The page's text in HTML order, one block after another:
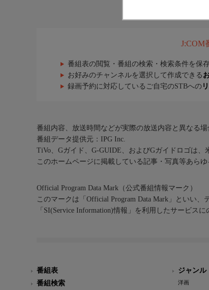
J:COM
番組表の閲覧・番組の検索・検索条件を保
お好みのチャンネルを選択して作成できる
録画予約に対応しているご自宅のSTBへの
番組内容、放送時間などが実際の放送内容と異なる場
番組データ提供元：IPG Inc.
TiVo、Gガイド、G-GUIDE、およびGガイドロゴは
このホームページに掲載している記事・写真等あら
Official Program Data Mark（公式番組情報マーク）
このマークは「Official Program Data Mark」といい、
「SI(Service Information)情報」を利用したサービス
番組表
番組検索
ジャンル
洋画